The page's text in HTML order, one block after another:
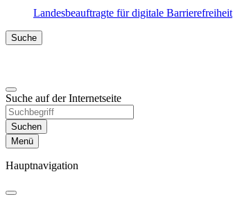
Landesbeauftragte für digitale Barrierefreiheit
Suche
Suche auf der Internetseite
Suchen
Menü
Hauptnavigation